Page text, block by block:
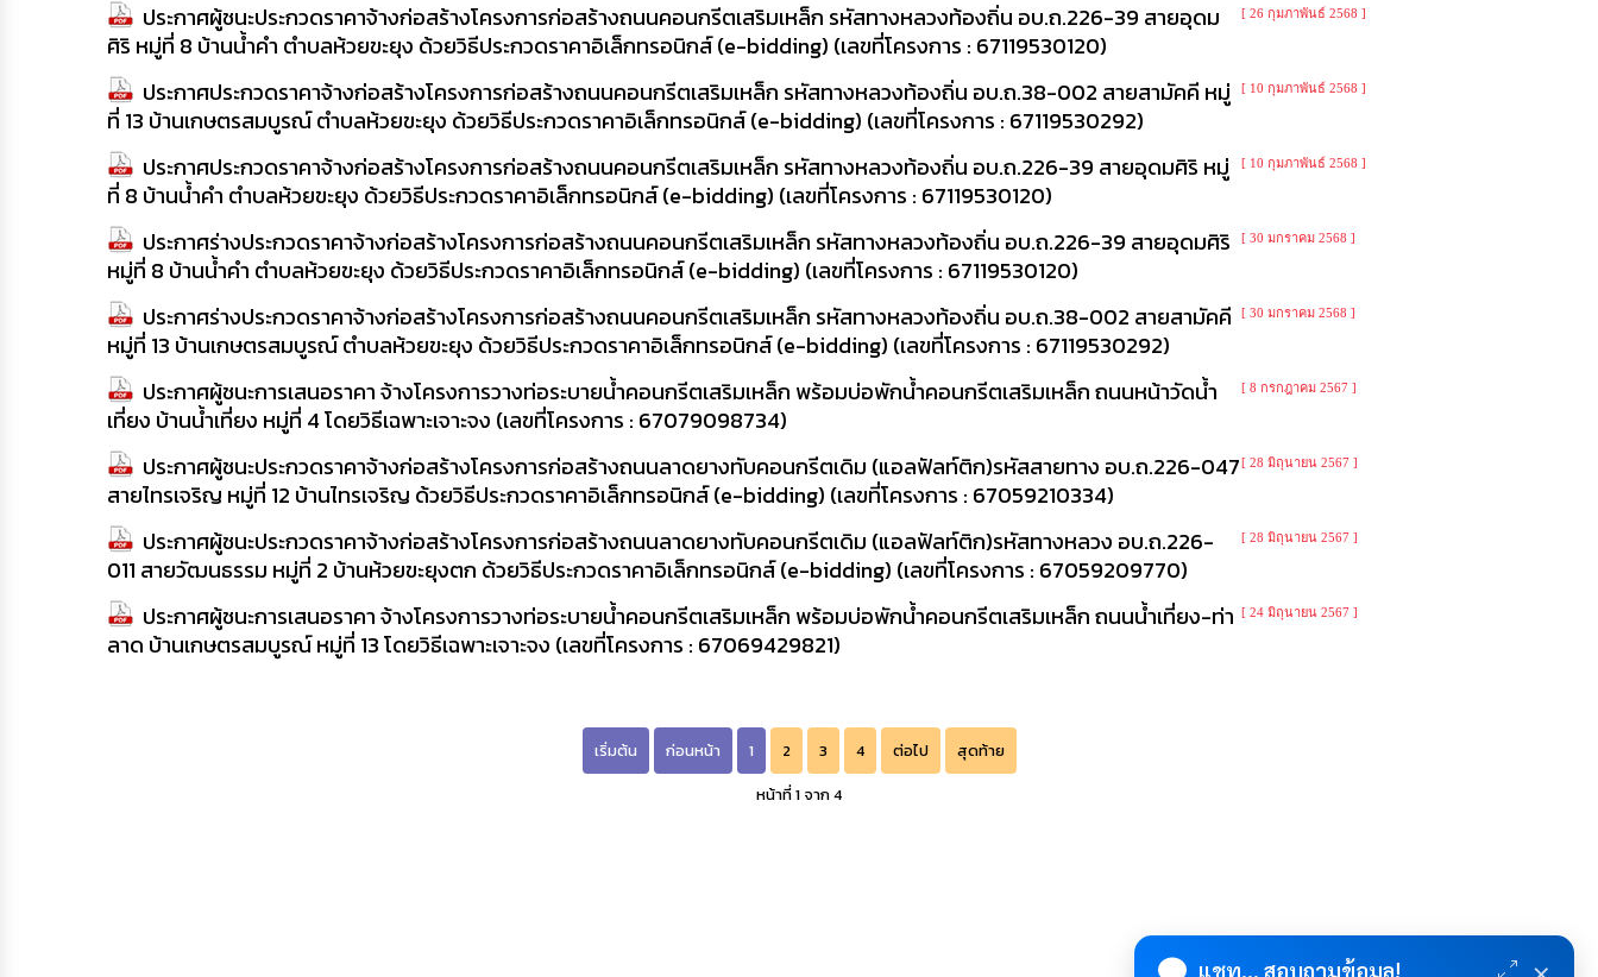
ประกาศผู้ชนะประกวดราคาจ้างก่อสร้างโครงการก่อสร้างถนนคอนกรีตเสริมเหล็ก รหัสทางหลวงท้องถิ่น อบ.ถ.226-39 สายอุดม
ศิริ หมู่ที่ 8 บ้านน้ำคำ ตำบลห้วยขะยุง ด้วยวิธีประกวดราคาอิเล็กทรอนิกส์ (e-bidding) (เลขที่โครงการ : 67119530120)
[ 26 กุมภาพันธ์ 2568 ]
ประกาศประกวดราคาจ้างก่อสร้างโครงการก่อสร้างถนนคอนกรีตเสริมเหล็ก รหัสทางหลวงท้องถิ่น อบ.ถ.38-002 สายสามัคคี หมู่
ที่ 13 บ้านเกษตรสมบูรณ์ ตำบลห้วยขะยุง ด้วยวิธีประกวดราคาอิเล็กทรอนิกส์ (e-bidding) (เลขที่โครงการ : 67119530292)
[ 10 กุมภาพันธ์ 2568 ]
ประกาศประกวดราคาจ้างก่อสร้างโครงการก่อสร้างถนนคอนกรีตเสริมเหล็ก รหัสทางหลวงท้องถิ่น อบ.ถ.226-39 สายอุดมศิริ หมู่
ที่ 8 บ้านน้ำคำ ตำบลห้วยขะยุง ด้วยวิธีประกวดราคาอิเล็กทรอนิกส์ (e-bidding) (เลขที่โครงการ : 67119530120)
[ 10 กุมภาพันธ์ 2568 ]
ประกาศร่างประกวดราคาจ้างก่อสร้างโครงการก่อสร้างถนนคอนกรีตเสริมเหล็ก รหัสทางหลวงท้องถิ่น อบ.ถ.226-39 สายอุดมศิริ
หมู่ที่ 8 บ้านน้ำคำ ตำบลห้วยขะยุง ด้วยวิธีประกวดราคาอิเล็กทรอนิกส์ (e-bidding) (เลขที่โครงการ : 67119530120)
[ 30 มกราคม 2568 ]
ประกาศร่างประกวดราคาจ้างก่อสร้างโครงการก่อสร้างถนนคอนกรีตเสริมเหล็ก รหัสทางหลวงท้องถิ่น อบ.ถ.38-002 สายสามัคคี
หมู่ที่ 13 บ้านเกษตรสมบูรณ์ ตำบลห้วยขะยุง ด้วยวิธีประกวดราคาอิเล็กทรอนิกส์ (e-bidding) (เลขที่โครงการ : 67119530292)
[ 30 มกราคม 2568 ]
ประกาศผู้ชนะการเสนอราคา จ้างโครงการวางท่อระบายน้ำคอนกรีตเสริมเหล็ก พร้อมบ่อพักน้ำคอนกรีตเสริมเหล็ก ถนนหน้าวัดน้ำ
เที่ยง บ้านน้ำเที่ยง หมู่ที่ 4 โดยวิธีเฉพาะเจาะจง (เลขที่โครงการ : 67079098734)
[ 8 กรกฎาคม 2567 ]
ประกาศผู้ชนะประกวดราคาจ้างก่อสร้างโครงการก่อสร้างถนนลาดยางทับคอนกรีตเดิม (แอลฟัลท์ติก)รหัสสายทาง อบ.ถ.226-047
สายไทรเจริญ หมู่ที่ 12 บ้านไทรเจริญ ด้วยวิธีประกวดราคาอิเล็กทรอนิกส์ (e-bidding) (เลขที่โครงการ : 67059210334)
[ 28 มิถุนายน 2567 ]
ประกาศผู้ชนะประกวดราคาจ้างก่อสร้างโครงการก่อสร้างถนนลาดยางทับคอนกรีตเดิม (แอลฟัลท์ติก)รหัสทางหลวง อบ.ถ.226-
011 สายวัฒนธรรม หมู่ที่ 2 บ้านห้วยขะยุงตก ด้วยวิธีประกวดราคาอิเล็กทรอนิกส์ (e-bidding) (เลขที่โครงการ : 67059209770)
[ 28 มิถุนายน 2567 ]
ประกาศผู้ชนะการเสนอราคา จ้างโครงการวางท่อระบายน้ำคอนกรีตเสริมเหล็ก พร้อมบ่อพักน้ำคอนกรีตเสริมเหล็ก ถนนน้ำเที่ยง-ท่า
ลาด บ้านเกษตรสมบูรณ์ หมู่ที่ 13 โดยวิธีเฉพาะเจาะจง (เลขที่โครงการ : 67069429821)
[ 24 มิถุนายน 2567 ]
เริ่มต้น ก่อนหน้า 1 2 3 4 ต่อไป
สุดท้าย
หน้าที่ 1 จาก 4
แชท... สอบถามข้อมูล!